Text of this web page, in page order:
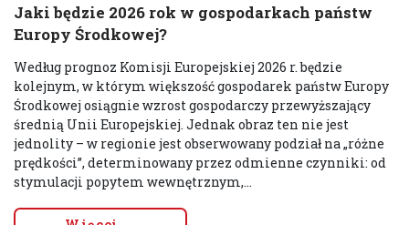
Jaki będzie 2026 rok w gospodarkach państw
Europy Środkowej?
Według prognoz Komisji Europejskiej 2026 r. będzie
kolejnym, w którym większość gospodarek państw Europy
Środkowej osiągnie wzrost gospodarczy przewyższający
średnią Unii Europejskiej. Jednak obraz ten nie jest
jednolity – w regionie jest obserwowany podział na „różne
prędkości”, determinowany przez odmienne czynniki: od
stymulacji popytem wewnętrznym,...